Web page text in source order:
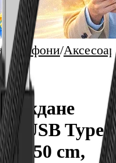
Телефони/
USB Type-
150 cm,